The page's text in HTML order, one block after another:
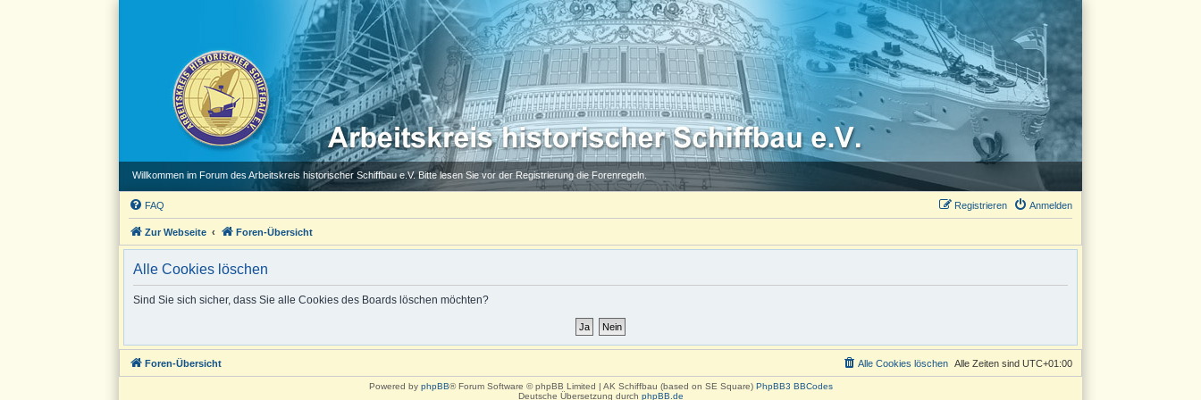
Willkommen im Forum des Arbeitskreis historischer Schiffbau e.V. Bitte lesen Sie vor der Registrierung die Forenregeln.
FAQ Anmelden
Registrieren
Zur Webseite Foren-Übersicht
Alle Cookies löschen
Sind Sie sich sicher, dass Sie alle Cookies des Boards löschen möchten?
Foren-Übersicht Alle Zeiten sind UTC+01:00
Alle Cookies löschen
Powered by phpBB® Forum Software © phpBB Limited | AK Schiffbau (based on SE Square) PhpBB3 BBCodes
Deutsche Übersetzung durch phpBB.de